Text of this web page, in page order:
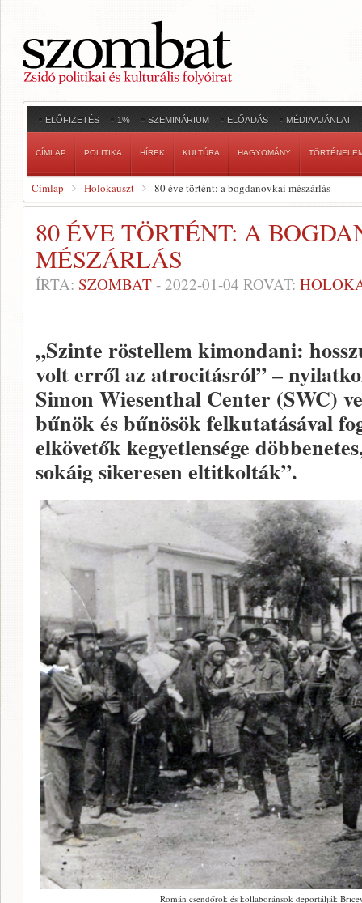
ELŐFIZETÉS 1% SZEMINÁRIUM ELŐADÁS MÉDIAAJÁNLAT
CÍMLAP POLITIKA HÍREK KULTÚRA HAGYOMÁNY
Címlap Holokauszt 80 éve történt: a bogdanovkai mészárlás
80 ÉVE TÖRTÉNT: A
MÉSZÁRLÁS
ÍRTA: SZOMBAT - 2022-01-04 ROVAT:
„Szinte röstellem kimondani:
volt erről az atrocitásról” –
Simon Wiesenthal Center (SWC)
bűnök és bűnösök felkutatásával
elkövetők kegyetlensége
sokáig sikeresen eltitkolták”.
Román csendőrök és kollaboránsok deportálják